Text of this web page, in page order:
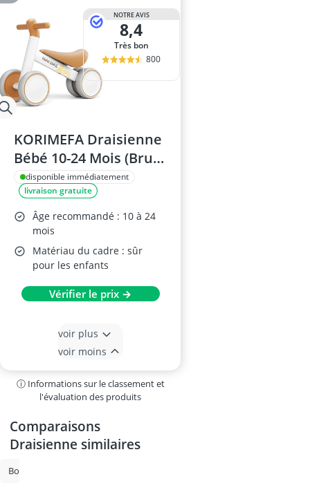
NOTRE AVIS
8,4
Très bon
800
KORIMEFA Draisienne
Bébé 10-24 Mois (Brun
3)disponible immédiatement
livraison gratuite
Âge recommandé : 10 à 24
mois
Matériau du cadre : sûr
pour les enfants
Vérifier le prix →
voir plus
voir moins
ⓘ Informations sur le classement et
l'évaluation des produits
Comparaisons
Draisienne similaires
Boule volante lumineuse